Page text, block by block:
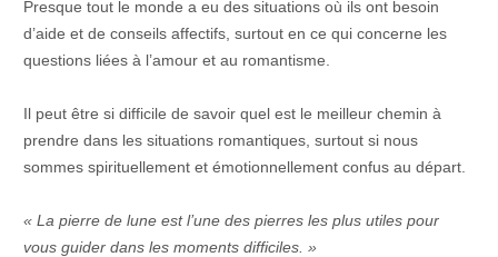
Presque tout le monde a eu des situations où ils ont besoin
d’aide et de conseils affectifs, surtout en ce qui concerne les
questions liées à l’amour et au romantisme.
Il peut être si difficile de savoir quel est le meilleur chemin à
prendre dans les situations romantiques, surtout si nous
sommes spirituellement et émotionnellement confus au départ.
« La pierre de lune est l’une des pierres les plus utiles pour
vous guider dans les moments difficiles. »